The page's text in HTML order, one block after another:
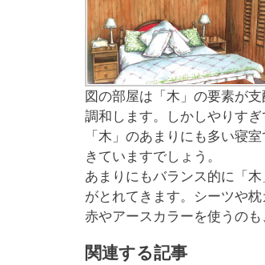
図の部屋は「木」の要素が
調和します。しかしやりすぎ
「木」のあまりにも多い寝
きていますでしょう。
あまりにもバランス的に「
がとれてきます。シーツや
赤やアースカラーを使うの
関連する記事